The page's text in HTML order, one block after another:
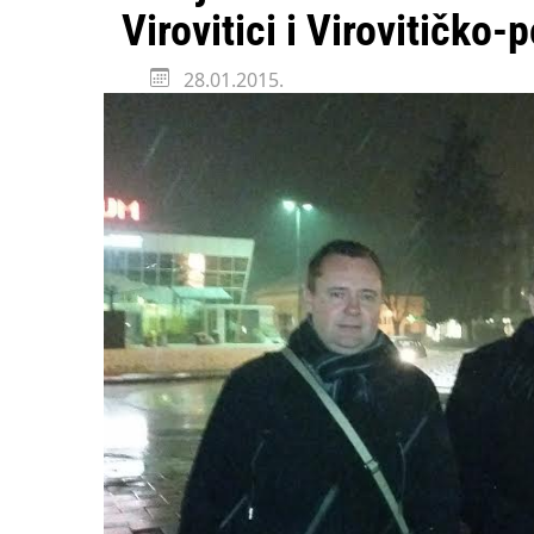
Virovitici i Virovitičko-
28.01.2015.